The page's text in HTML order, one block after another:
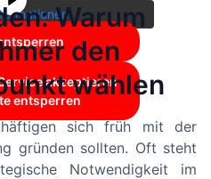
akzeptieren
entsperren
Warum
den
wählen
sich früh mit der
gründen sollten. Oft steht
Notwendigkeit im